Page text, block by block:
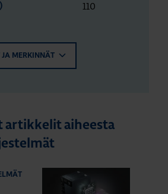
110
JA MERKINNÄT
artikkelit aiheesta